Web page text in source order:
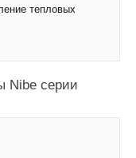
тепловых
Nibe серии